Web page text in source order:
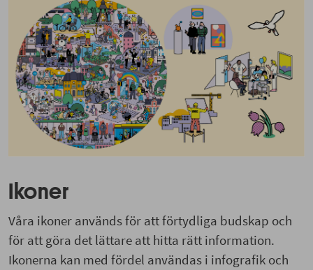
Ikoner
Våra ikoner används för att förtydliga budskap och
för att göra det lättare att hitta rätt information.
Ikonerna kan med fördel användas i infografik och